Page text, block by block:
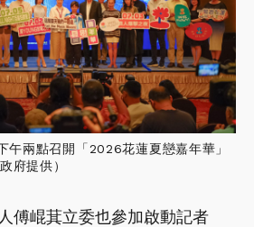
午兩點召開「2026花蓮夏戀嘉年華」
府提供）
傅崐萁立委也參加啟動記者